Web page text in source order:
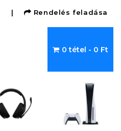
| Rendelés feladása
0 tétel - 0 Ft